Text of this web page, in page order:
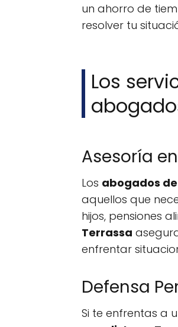
un ahorro de
resolver tu
Los
Asesoría
Los abogados
aquellos que
hijos, pensiones
Terrassa
enfrentar
Defensa
Si te enfrentas a